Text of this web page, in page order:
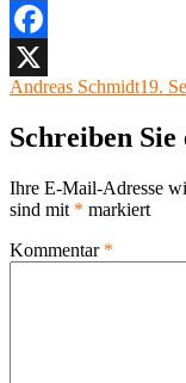
Facebook
X
Autor
Andreas Schmidt19.
Schreiben
Ihre E-Mail-Adresse
sind mit * markiert
Kommentar *